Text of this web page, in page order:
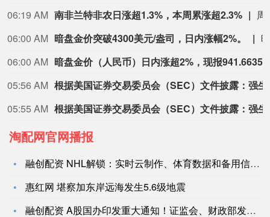
06:19 AM 南非兰特非农日涨超1.3%，本周累涨超2.3%
06:00 AM 暗盘金价突破4300美元/盎司，日内涨幅2%。
06:00 AM
05:56 AM
05:55 AM
淘配网官网播报
融创配资 NHL解锁：实时云制作、体育数据和备用信号源_广播
惠红网 堪察加东岸远海发生5.6级地震
融创配资 A股国办印发重大通知！证监会、财政部发声，提高吹哨